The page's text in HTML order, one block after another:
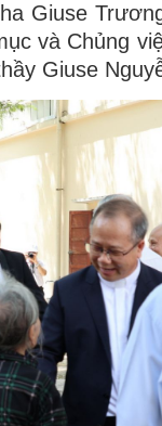
Giuse
và Chủng
Giuse